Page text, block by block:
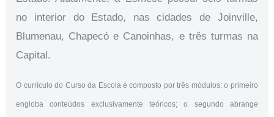
no interior do Estado, nas cidades de Joinville,
Blumenau, Chapecó e Canoinhas, e três turmas na
Capital.
O currículo do Curso da Escola é composto por três módulos: o primeiro
engloba conteúdos exclusivamente teóricos; o segundo abrange